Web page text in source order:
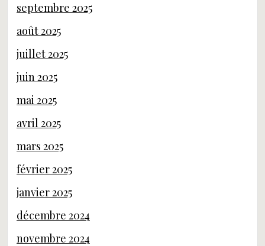
septembre 2025
août 2025
juillet 2025
juin 2025
mai 2025
avril 2025
mars 2025
février 2025
janvier 2025
décembre 2024
novembre 2024